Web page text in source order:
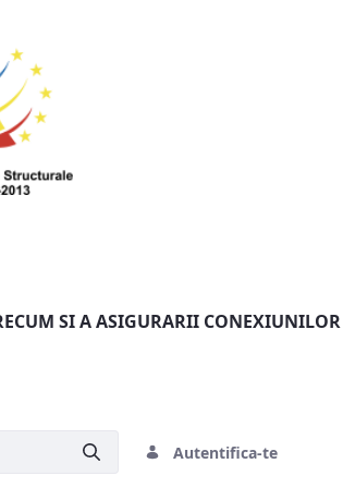
SI A ASIGURARII CONEXIUNILOR
Autentifica-te